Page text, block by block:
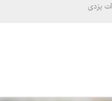
یزدی